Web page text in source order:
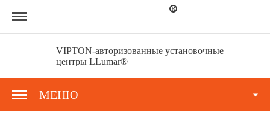
VIPTON-авторизованные установочные
центры LLumar®
страница
Cayenne:бронирование
стекол
МЕНЮ